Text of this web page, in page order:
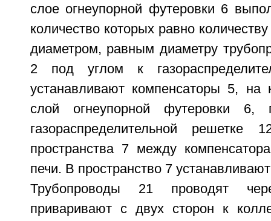
слое огнеупорной футеровки 6
количество которых равно
диаметром, равным диаметру
2 под углом к
устанавливают компенсаторы 5, на
слой огнеупорной футеровки 6,
газораспределительной решетке
пространства 7 между
печи. В пространство 7
Трубопроводы 21 проводят
приваривают с двух сторон к